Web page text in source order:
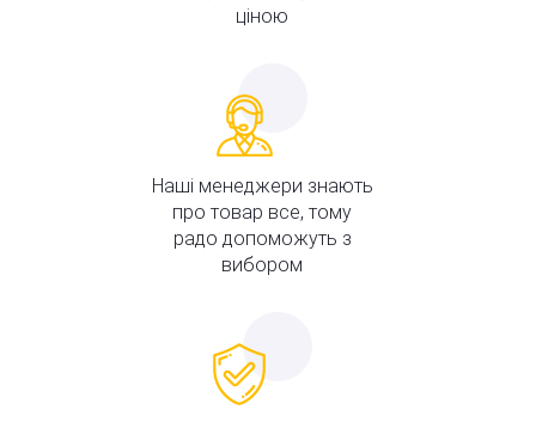
ціною
Наші менеджери знають
про товар все, тому
радо допоможуть з
вибором